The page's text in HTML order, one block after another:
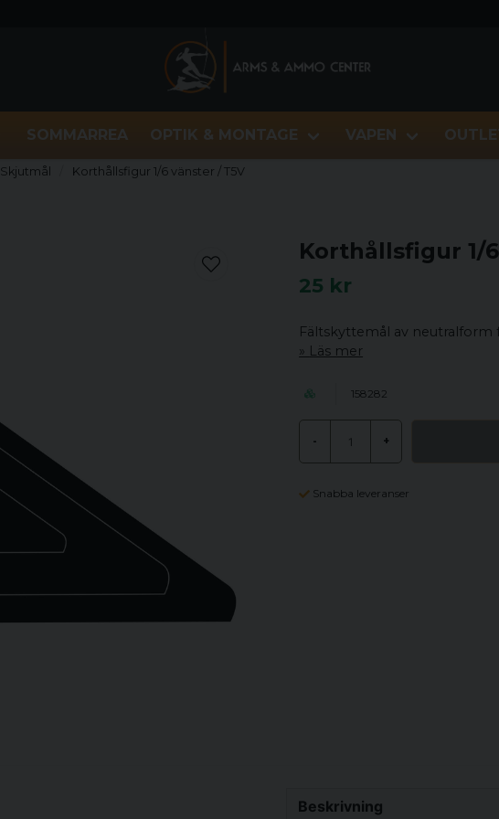
SOMMARREA OPTIK & MONTAGE VAPEN
Skjutmål Korthållsfigur 1/6 vänster / T5V
Korthållsfigur 1/
25 kr
Fältskyttemål av neutralform
Läs mer
158282
- +
Snabba leveranser
Beskrivning